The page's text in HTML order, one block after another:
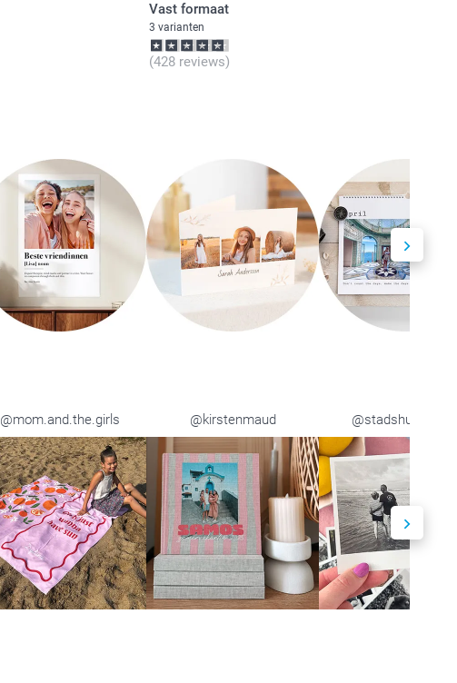
Vast formaat
3 varianten
(428 reviews)
@mom.and.the.girls @kirstenmaud